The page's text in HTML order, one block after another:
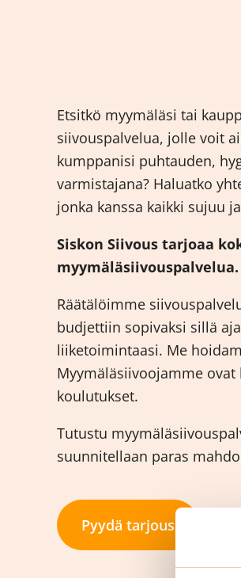
Etsitkö myymäläsi tai
siivouspalvelua, jolle voit
kumppanisi puhtauden,
varmistajana? Haluatko
jonka kanssa kaikki sujuu
Siskon Siivous tarjoaa
myymäläsiivouspalvelua.
Räätälöimme
budjettiin sopivaksi sillä
liiketoimintaasi. Me
Myymäläsiivoojamme
koulutukset.
Tutustu
suunnitellaan paras
Pyydä tarjous